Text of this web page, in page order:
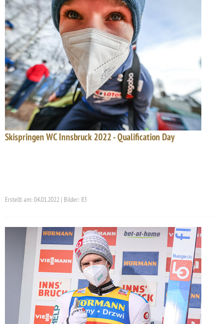
Skispringen WC Innsbruck 2022 - Qualification Day
Erstellt am: 04.01.2022 | Bilder: 83